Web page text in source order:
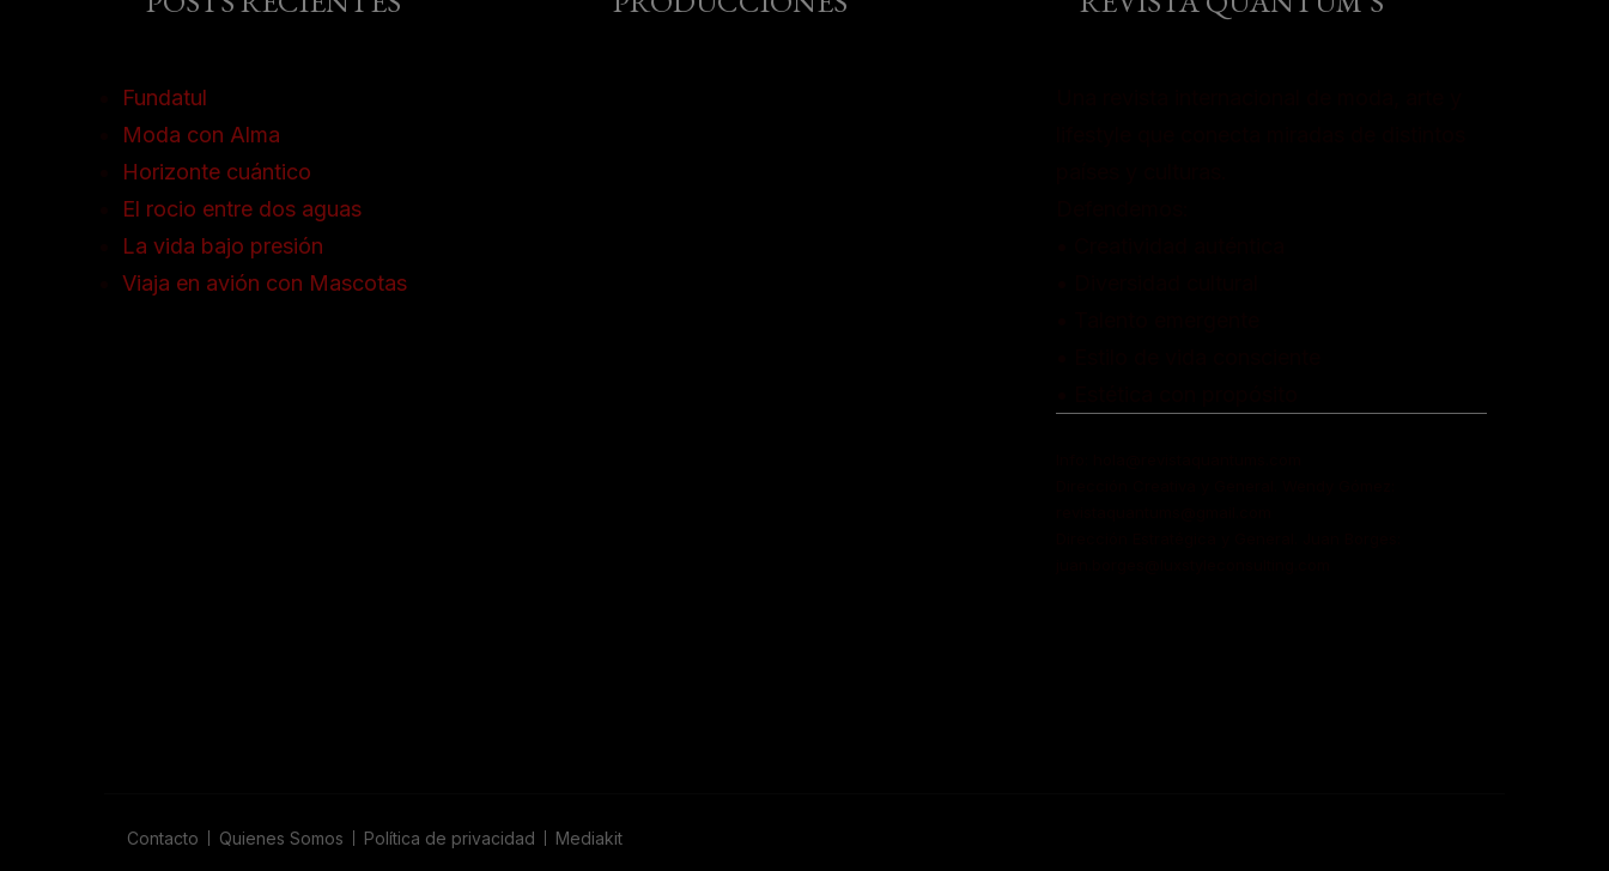
Fundatul
Moda con Alma
Horizonte cuántico
El rocio entre dos aguas
La vida bajo presión
Viaja en avión con Mascotas
Contacto Quienes Somos Política de privacidad Mediakit